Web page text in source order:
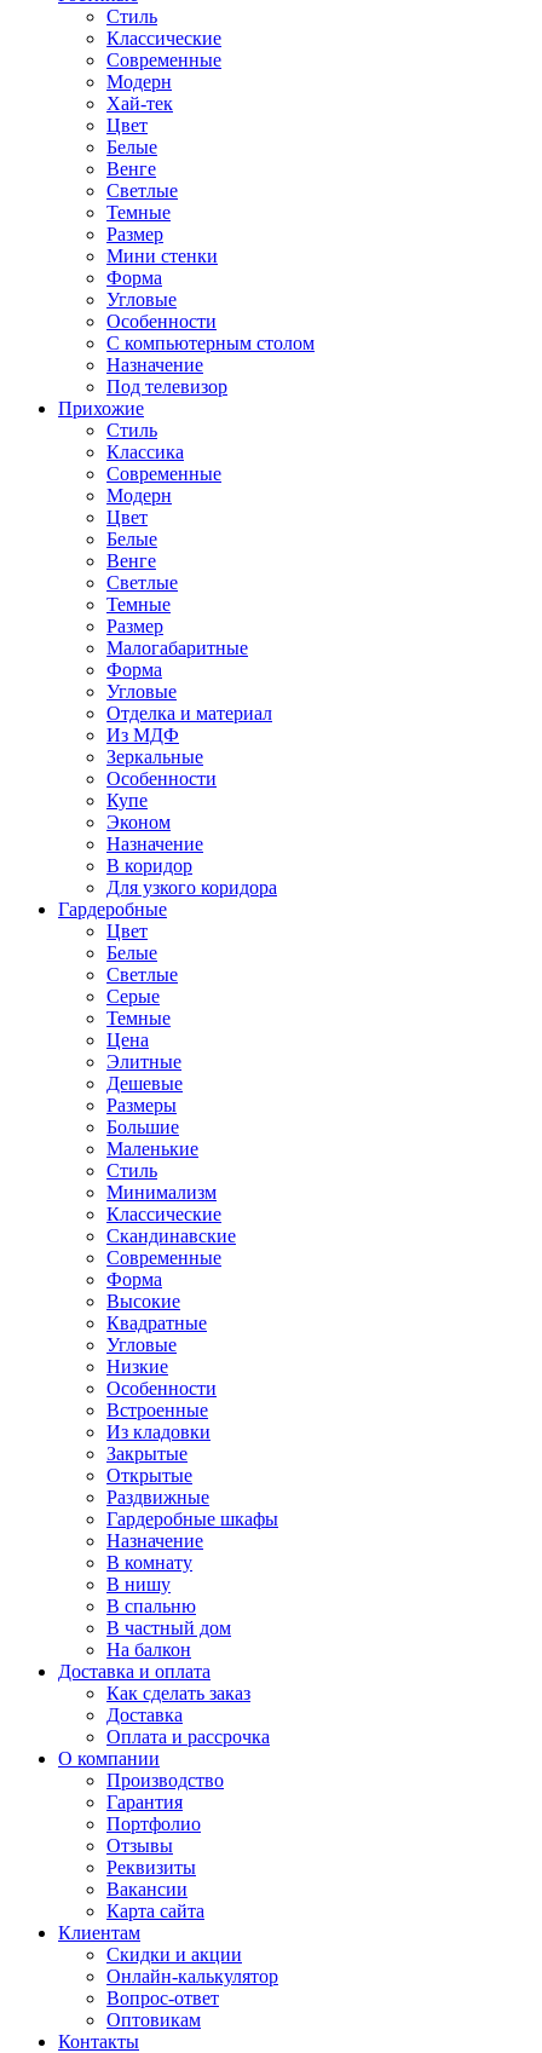
Стиль
Классические
Современные
Модерн
Хай-тек
Цвет
Белые
Венге
Светлые
Темные
Размер
Мини стенки
Форма
Угловые
Особенности
С компьютерным столом
Назначение
Под телевизор
Прихожие
Стиль
Классика
Современные
Модерн
Цвет
Белые
Венге
Светлые
Темные
Размер
Малогабаритные
Форма
Угловые
Отделка и материал
Из МДФ
Зеркальные
Особенности
Купе
Эконом
Назначение
В коридор
Для узкого коридора
Гардеробные
Цвет
Белые
Светлые
Серые
Темные
Цена
Элитные
Дешевые
Размеры
Большие
Маленькие
Стиль
Минимализм
Классические
Скандинавские
Современные
Форма
Высокие
Квадратные
Угловые
Низкие
Особенности
Встроенные
Из кладовки
Закрытые
Открытые
Раздвижные
Гардеробные шкафы
Назначение
В комнату
В нишу
В спальню
В частный дом
На балкон
Доставка и оплата
Как сделать заказ
Доставка
Оплата и рассрочка
О компании
Производство
Гарантия
Портфолио
Отзывы
Реквизиты
Вакансии
Карта сайта
Клиентам
Скидки и акции
Онлайн-калькулятор
Вопрос-ответ
Оптовикам
Контакты